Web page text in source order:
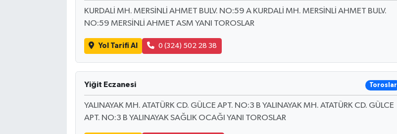
KURDALİ MH. MERSİNLİ AHMET BULV. NO:59 A KURDALİ MH. MERSİNLİ AHMET BULV.
NO:59 MERSİNLİ AHMET ASM YANI TOROSLAR
Yol Tarifi Al 0 (324) 502 28 38
Yiğit Eczanesi Toroslar
YALINAYAK MH. ATATÜRK CD. GÜLCE APT. NO:3 B YALINAYAK MH. ATATÜRK CD. GÜLCE
APT. NO:3 B YALINAYAK SAĞLIK OCAĞI YANI TOROSLAR